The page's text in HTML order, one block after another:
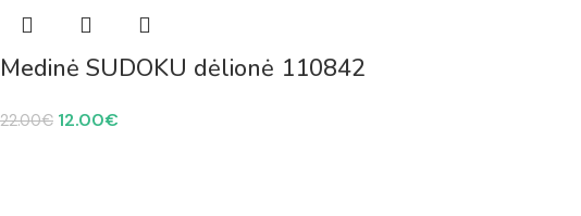
Medinė SUDOKU dėlionė 110842
22.00€ 12.00€